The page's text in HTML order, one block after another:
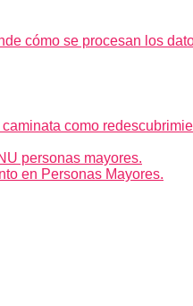
cómo se procesan los
como
personas mayores.
en Personas Mayores.